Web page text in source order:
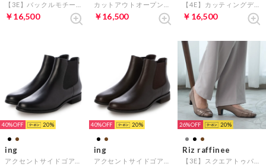
￥16,500 ￥16,500 ￥16,500
40% 20
ing
40% 20
ing
26% 20
Riz raffinee